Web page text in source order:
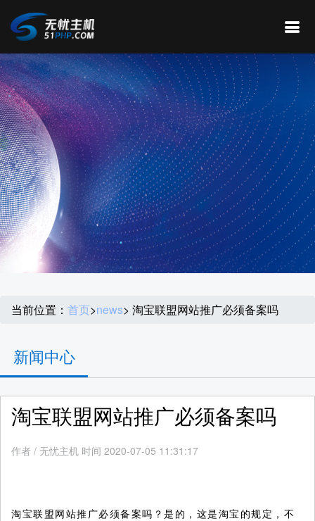
当前位置： 首页>news> 淘宝联盟网站推广必须备案吗
新闻中心
淘宝联盟网站推广必须备案吗
作者 / 无忧主机 时间 2020-07-05 11:31:17
淘宝联盟网站推广必须备案吗？是的，这是淘宝的规定，不